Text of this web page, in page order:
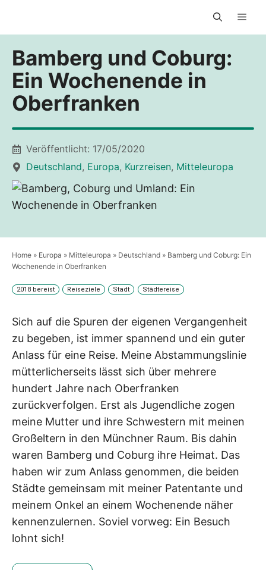
Bamberg und Coburg:
Ein Wochenende in
Oberfranken
Veröffentlicht: 17/05/2020
Deutschland, Europa, Kurzreisen, Mitteleuropa
Home » Europa » Mitteleuropa » Deutschland » Bamberg und Coburg: Ein
Wochenende in Oberfranken
2018 bereist Reiseziele Stadt Städtereise
Sich auf die Spuren der eigenen Vergangenheit
zu begeben, ist immer spannend und ein guter
Anlass für eine Reise. Meine Abstammungslinie
mütterlicherseits lässt sich über mehrere
hundert Jahre nach Oberfranken
zurückverfolgen. Erst als Jugendliche zogen
meine Mutter und ihre Schwestern mit meinen
Großeltern in den Münchner Raum. Bis dahin
waren Bamberg und Coburg ihre Heimat. Das
haben wir zum Anlass genommen, die beiden
Städte gemeinsam mit meiner Patentante und
meinem Onkel an einem Wochenende näher
kennenzulernen. Soviel vorweg: Ein Besuch
lohnt sich!